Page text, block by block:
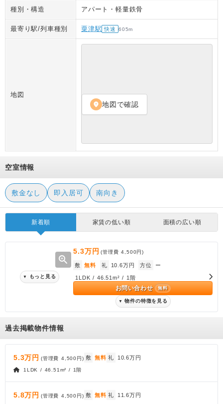
種別・構造 アパート ・軽量鉄骨
最寄り駅/列車種別 粟津駅 快速 605m
地図
location_on 地図で確認
空室情報
敷金なし 即入居可 南向き
新着順 家賃の低い順 面積の広い順
zoom_in
▼ もっと見る
5.3万円 (管理費4,500円)
敷 無料 礼 10.6万円 方位 ー
1LDK / 46.51m² / 1階
お問い合わせ 無料
▼ 物件の特徴を見る
過去掲載物件情報
5.3万円 (管理費 4,500円) 敷 無料 礼 10.6万円
1LDK / 46.51m² / 1階
5.8万円 (管理費 4,500円) 敷 無料 礼 11.6万円